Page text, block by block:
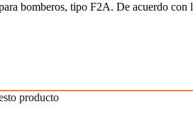
bomberos, tipo F2A. De acuerdo con
producto